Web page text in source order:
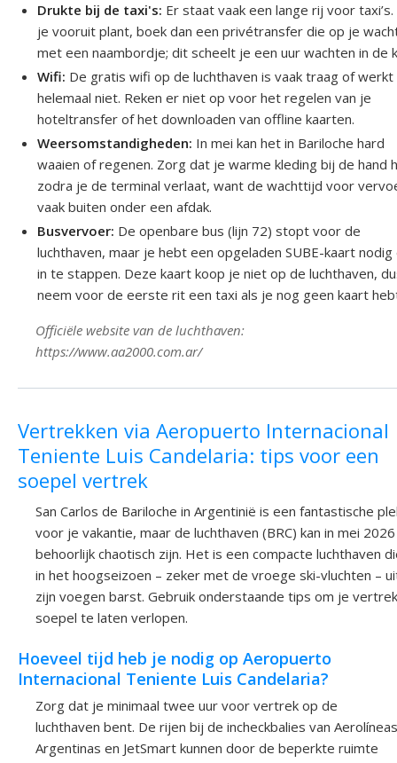
Drukte bij de taxi's: Er staat vaak een lange rij voor taxi’s.
je vooruit plant, boek dan een privétransfer die op je
met een naambordje; dit scheelt je een uur wachten in de
Wifi: De gratis wifi op de luchthaven is vaak traag of werkt
helemaal niet. Reken er niet op voor het regelen van je
hoteltransfer of het downloaden van offline kaarten.
Weersomstandigheden: In mei kan het in Bariloche hard
waaien of regenen. Zorg dat je warme kleding bij de hand
zodra je de terminal verlaat, want de wachttijd voor
vaak buiten onder een afdak.
Busvervoer: De openbare bus (lijn 72) stopt voor de
luchthaven, maar je hebt een opgeladen SUBE-kaart nodig
in te stappen. Deze kaart koop je niet op de luchthaven,
neem voor de eerste rit een taxi als je nog geen kaart
Officiële website van de luchthaven:
https://www.aa2000.com.ar/
Vertrekken via Aeropuerto Internacional
Teniente Luis Candelaria: tips voor een
soepel vertrek
San Carlos de Bariloche in Argentinië is een fantastische
voor je vakantie, maar de luchthaven (BRC) kan in mei 2026
behoorlijk chaotisch zijn. Het is een compacte luchthaven
in het hoogseizoen – zeker met de vroege ski-vluchten –
zijn voegen barst. Gebruik onderstaande tips om je vertrek
soepel te laten verlopen.
Hoeveel tijd heb je nodig op Aeropuerto
Internacional Teniente Luis Candelaria?
Zorg dat je minimaal twee uur voor vertrek op de
luchthaven bent. De rijen bij de incheckbalies van Aerolíneas
Argentinas en JetSmart kunnen door de beperkte ruimte